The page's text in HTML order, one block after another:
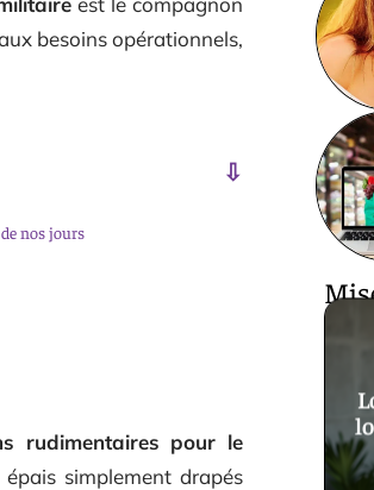
besoins opérationnels,
nos jours
rudimentaires pour le
simplement drapés